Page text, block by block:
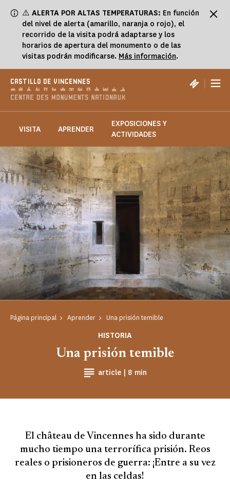
⚠️ ALERTA POR ALTAS TEMPERATURAS: En función
del nivel de alerta (amarillo, naranja o rojo), el
recorrido de la visita podrá adaptarse y los
horarios de apertura del monumento o de las
visitas podrán modificarse. Más información.
CASTILLO DE VINCENNES |
VISITA APRENDER
EXPOSICIONES Y
ACTIVIDADES
Página principal Aprender Una prisión temible
HISTORIA
article | Tiempo de lectura
8 min
Una prisión temible
El château de Vincennes ha sido durante
mucho tiempo una terrorífica prisión. Reos
reales o prisioneros de guerra: ¡Entre a su vez
en las celdas!